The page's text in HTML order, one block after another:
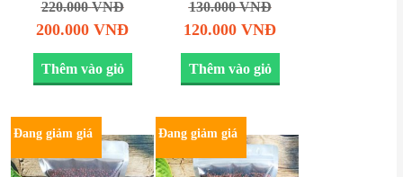
220.000VNĐ
200.000 VNĐ
Thêm vào giỏ
130.000VNĐ
120.000 VNĐ
Thêm vào giỏ
Đang giảm giá Đang giảm giá